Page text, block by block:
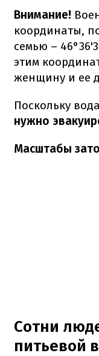
Внимание!
координаты,
семью –
этим
женщину и ее
Поскольку
нужно
Масштабы
Сотни
питьевой